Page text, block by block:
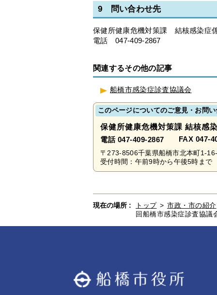
9 問い合わせ先
保健所健康危機対策課 結核感染症
電話 047-409-2867
関連するその他の記事
船橋市感染症診査協議会
このページについてのご意見・お問
保健所健康危機対策課 結核感
電話 047-409-2867 FAX 047-
〒273-8506千葉県船橋市北本町1-
受付時間：午前9時から午後5時ま
現在の場所 : トップ > 市政・市の紹介
回船橋市感染症診査協議